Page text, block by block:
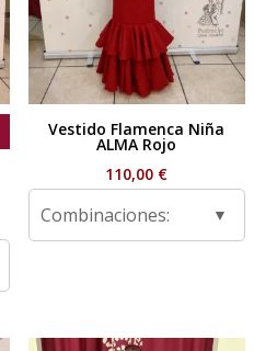
Vestido Flamenca Niña
ALMA Rojo
110,00 €
Combinaciones: